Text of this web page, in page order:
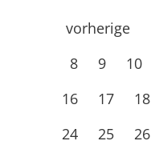
vorherige
8
9 10
16
17 18
24
25 26